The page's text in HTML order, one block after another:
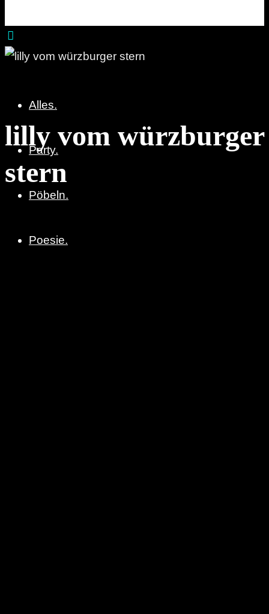
Alles.
Party.
Pöbeln.
Poesie.
lilly vom würzburger
stern